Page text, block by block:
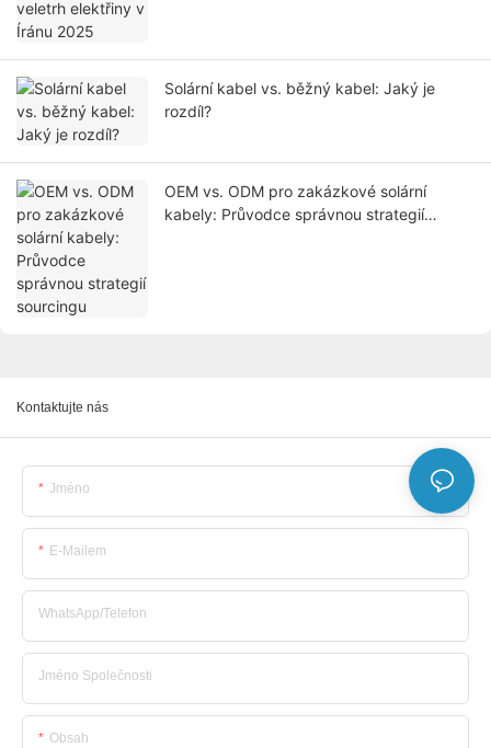
Solární kabel vs. běžný kabel: Jaký je
rozdíl?
OEM vs. ODM pro zakázkové solární
kabely: Průvodce správnou strategií
Kontaktujte nás
Jméno
E-Mailem
WhatsApp/telefon
Jméno Společnosti
Obsah